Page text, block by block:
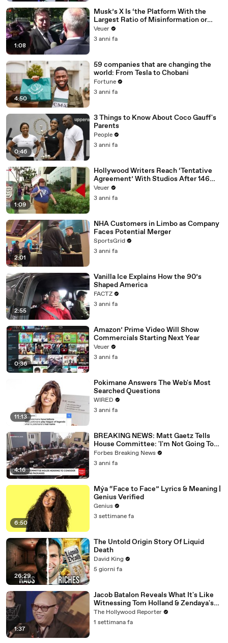
1:08
Musk’s X Is ‘the Platform With the
Largest Ratio of Misinformation or
Disinformation’ Amongst All Social
Media Platforms
Veuer
3 anni fa
4:50
59 companies that are changing the
world: From Tesla to Chobani
Fortune
3 anni fa
0:46
3 Things to Know About Coco Gauff's
Parents
People
3 anni fa
1:09
Hollywood Writers Reach ‘Tentative
Agreement’ With Studios After 146
Day Strike
Veuer
3 anni fa
2:01
NHA Customers in Limbo as Company
Faces Potential Merger
SportsGrid
3 anni fa
2:55
Vanilla Ice Explains How the 90’s
Shaped America
FACTZ
3 anni fa
0:36
Amazon’ Prime Video Will Show
Commercials Starting Next Year
Veuer
3 anni fa
11:13
Pokimane Answers The Web's Most
Searched Questions
WIRED
3 anni fa
4:16
BREAKING NEWS: Matt Gaetz Tells
House Committee: 'I'm Not Going To
Vote For A Continuing Resolution'
Forbes Breaking News
3 anni fa
6:50
Mýa “Face to Face” Lyrics & Meaning |
Genius Verified
Genius
3 settimane fa
26:29
The Untold Origin Story Of Liquid
Death
David King
5 giorni fa
1:37
Jacob Batalon Reveals What It's Like
Witnessing Tom Holland & Zendaya's
Partnership on Set of 'Spider-Man' |
THR Video
The Hollywood Reporter
1 settimana fa